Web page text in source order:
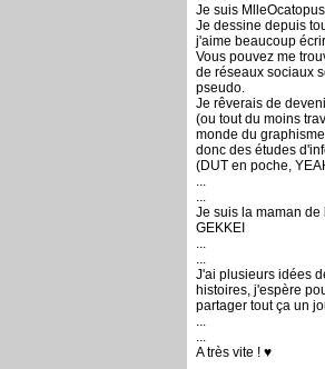
Je suis MlleOcatopus
Je dessine depuis
j'aime beaucoup
Vous pouvez me
de réseaux sociaux
pseudo.
Je rêverais de
(ou tout du moins
monde du
donc des études
(DUT en poche,
...
...
Je suis la maman de
GEKKEI
...
...
J'ai plusieurs idées
histoires, j'espère
partager tout ça un
...
...
A très vite ! ♥